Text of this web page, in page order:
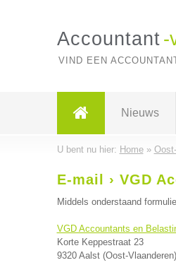
Accountant -
VIND EEN
Nieuws
U bent nu hier: Home»
E-mail › VGD
Middels onderstaand
VGD Accountants en
Korte Keppestraat 23
9320 Aalst (Oost-Vlaanderen)